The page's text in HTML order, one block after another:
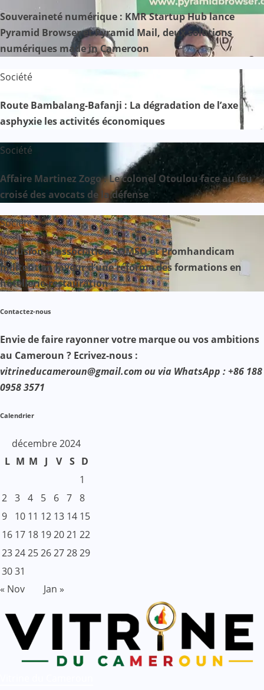
Souveraineté numérique : KMR Startup Hub lance
Pyramid Browser et Pyramid Mail, deux solutions
numériques made in Cameroon
Société
Route Bambalang-Bafanji : La dégradation de l’axe
asphyxie les activités économiques
Société
Affaire Martinez Zogo : Le colonel Otoulou face au feu
croisé des avocats de la défense
Société
Inclusion : l’association SOMSO et Promhandicam
militent en faveur d’une réforme des formations en
hôtellerie-restauration
Contactez-nous
Envie de faire rayonner votre marque ou vos ambitions
au Cameroun ? Ecrivez-nous :
vitrineducameroun@gmail.com ou via WhatsApp : +86 188
0958 3571
Calendrier
décembre 2024
L M M J V S D
1
2 3 4 5 6 7 8
9
10 11 12 13 14 15
16 17 18 192021 22
23242526272829
3031
« Nov
Jan »